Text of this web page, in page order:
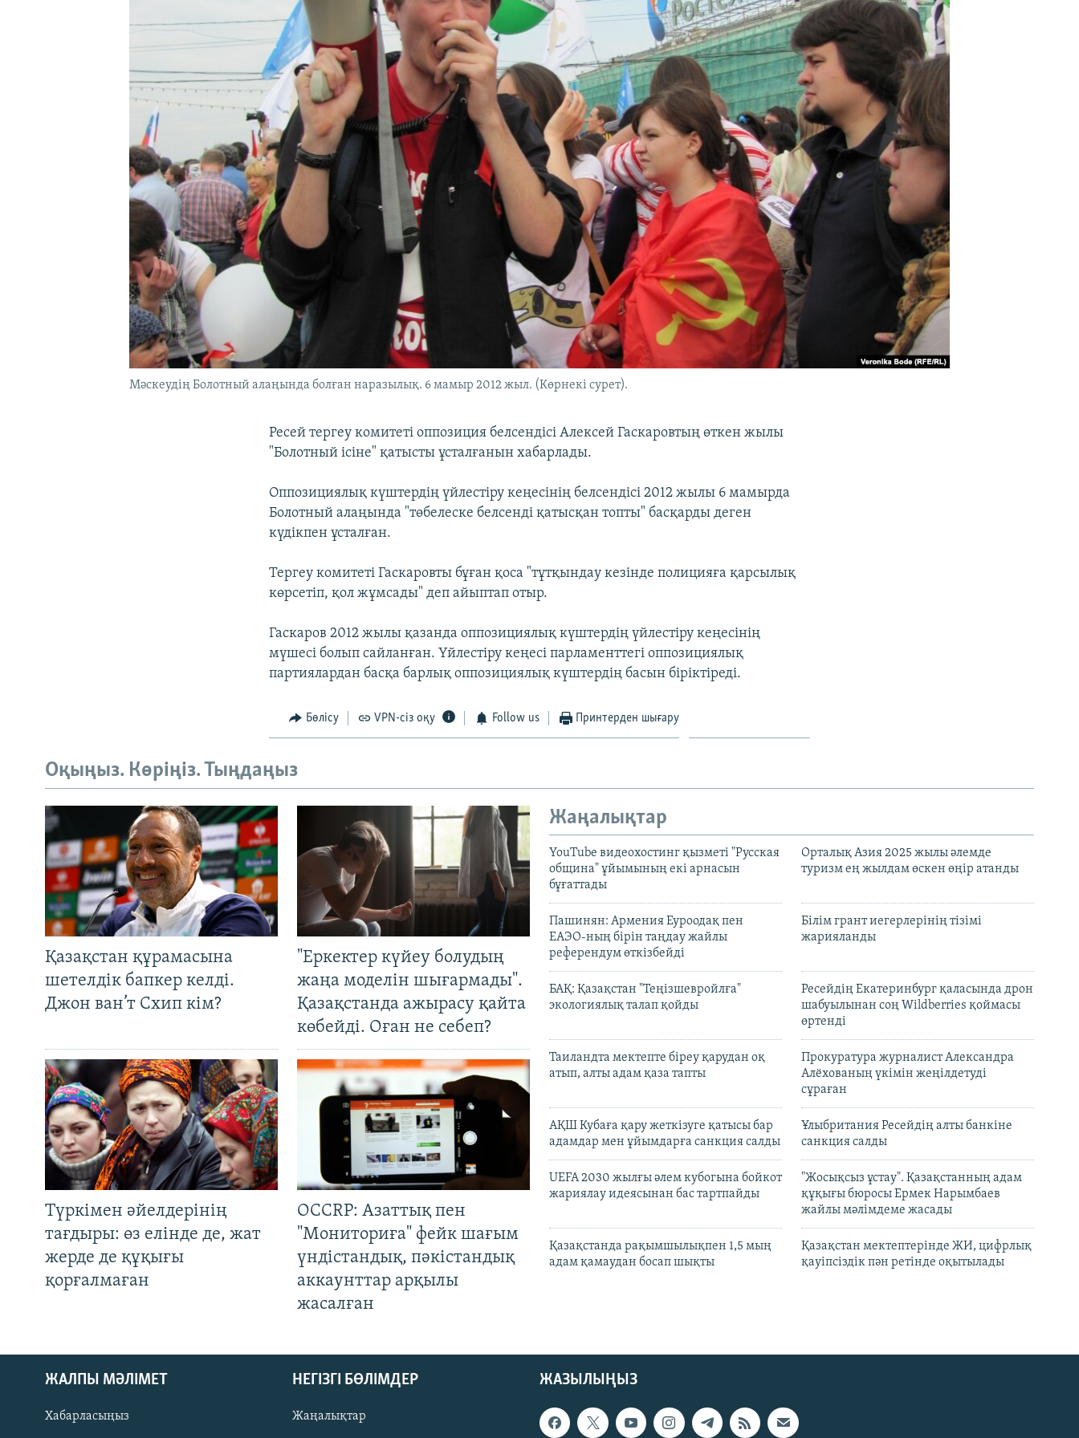
Мәскеудің Болотный алаңында болған наразылық. 6 мамыр 2012 жыл. (Көрнекі сурет).
Ресей тергеу комитеті оппозиция белсендісі Алексей Гаскаровтың өткен жылы
"Болотный ісіне" қатысты ұсталғанын хабарлады.
Оппозициялық күштердің үйлестіру кеңесінің белсендісі 2012 жылы 6 мамырда
Болотный алаңында "төбелеске белсенді қатысқан топты" басқарды деген
күдікпен ұсталған.
Тергеу комитеті Гаскаровты бұған қоса "тұтқындау кезінде полицияға қарсылық
көрсетіп, қол жұмсады" деп айыптап отыр.
Гаскаров 2012 жылы қазанда оппозициялық күштердің үйлестіру кеңесінің
мүшесі болып сайланған. Үйлестіру кеңесі парламенттегі оппозициялық
партиялардан басқа барлық оппозициялық күштердің басын біріктіреді.
Бөлісу VPN-сіз оқу Follow us Принтерден шығару
Оқыңыз. Көріңіз. Тыңдаңыз
Қазақстан құрамасына
шетелдік бапкер келді.
Джон ван’т Схип кім?
"Еркектер күйеу болудың
жаңа моделін шығармады".
Қазақстанда ажырасу қайта
көбейді. Оған не себеп?
Түркімен әйелдерінің
тағдыры: өз елінде де, жат
жерде де құқығы
қорғалмаған
OCCRP: Азаттық пен
"Мониториға" фейк шағым
үндістандық, пәкістандық
аккаунттар арқылы
жасалған
Жаңалықтар
YouTube видеохостинг қызметі "Русская
община" ұйымының екі арнасын
бұғаттады
Орталық Азия 2025 жылы әлемде
туризм ең жылдам өскен өңір атанды
Пашинян: Армения Еуроодақ пен
ЕАЭО-ның бірін таңдау жайлы
референдум өткізбейді
Білім грант иегерлерінің тізімі
жарияланды
БАҚ: Қазақстан "Теңізшевройлға"
экологиялық талап қойды
Ресейдің Екатеринбург қаласында дрон
шабуылынан соң Wildberries қоймасы
өртенді
Таиландта мектепте біреу қарудан оқ
атып, алты адам қаза тапты
Прокуратура журналист Александра
Алёхованың үкімін жеңілдетуді
сұраған
АҚШ Кубаға қару жеткізуге қатысы бар
адамдар мен ұйымдарға санкция салды
Ұлыбритания Ресейдің алты банкіне
санкция салды
UEFA 2030 жылғы әлем кубогына бойкот
жариялау идеясынан бас тартпайды
"Жосықсыз ұстау". Қазақстанның адам
құқығы бюросы Ермек Нарымбаев
жайлы мәлімдеме жасады
Қазақстанда рақымшылықпен 1,5 мың
адам қамаудан босап шықты
Қазақстан мектептерінде ЖИ, цифрлық
қауіпсіздік пән ретінде оқытылады
ЖАЗЫЛЫҢЫЗ
ЖАЛПЫ МӘЛІМЕТ
Хабарласыңыз
НЕГІЗГІ БӨЛІМДЕР
Жаңалықтар